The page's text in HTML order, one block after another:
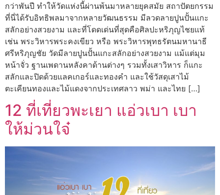
กว่าพันปี ทำให้วัดแห่งนี้ผ่านพ้นมาหลายยุคสมัย สถาปัตยกรรม
ที่นี่ได้รับอิทธิพลมาจากหลายวัฒนธรรม มีลวดลายปูนปั้นแกะ
สลักอย่างสวยงาม และที่โดดเด่นที่สุดคือศิลปะหริภุญไชยแท้
เช่น พระวิหารพระคงเขียว หรือ พระวิหารพุทธรัตนมหานาธี
ศรีหริภุญชัย วัดมีลายปูนปั้นแกะสลักอย่างสวยงาม แม้แต่มุม
หน้าจั่ว ฐานเพดานหลังคาด้านต่างๆ รวมทั้งเสาวิหาร ก็แกะ
สลักและปิดด้วยแลคเกอร์และทองคำ และใช้วัสดุเสาไม้
ตะเคียนทองและไม้แดงจากประเทศลาว พม่า และไทย […]
12 ที่เที่ยวพะเยา แอ่วเบา เบา
ให้ม่วนใจ๋